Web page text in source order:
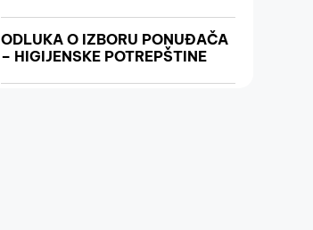
ODLUKA O IZBORU PONUĐAČA
– HIGIJENSKE POTREPŠTINE